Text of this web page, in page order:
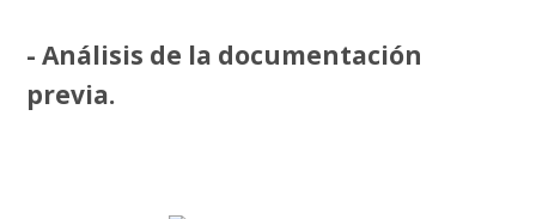
- Análisis de la documentación
previa.